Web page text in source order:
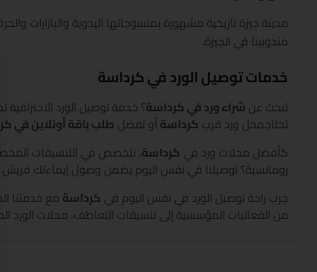
مدينة جيزة تاريخية مشهورة بمنسوجاتها اليدوية والبازارات
مندوبينا في الجيزة.
خدمات توصيل الورد فيكرداسة
تبحث عن شراء ورد في كرداسة؟خدمة توصيل الورد
تحتاجمحل ورد قرب كرداسة أو تفضل طلب باقة أونلاين في
كأفضل محلات ورد في كرداسة، نتخصص في التنسيقات
رومانسية؟ توصيلنا في نفس اليوم يضمن وصول إيماءتك
جرب راحة توصيل الورد في نفس اليوم في كرداسة مع خدمتنا
من الفعاليات المؤسسية إلى تنسيقات التعاطف، محلات الورد